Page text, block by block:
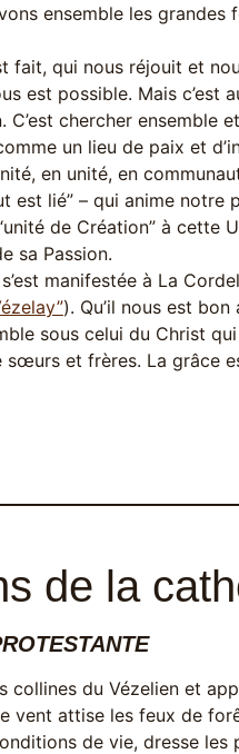
ensemble les grandes
fait, qui nous réjouit et
est possible. Mais c’est
chercher ensemble
un lieu de paix et
en unité, en
est lié” – qui anime notre
de Création” à cette
sa Passion.
manifestée à La
). Qu’il nous est bon
sous celui du Christ
sœurs et frères. La grâce
de la
collines du Vézelien et
vent attise les feux de
de vie, dresse les